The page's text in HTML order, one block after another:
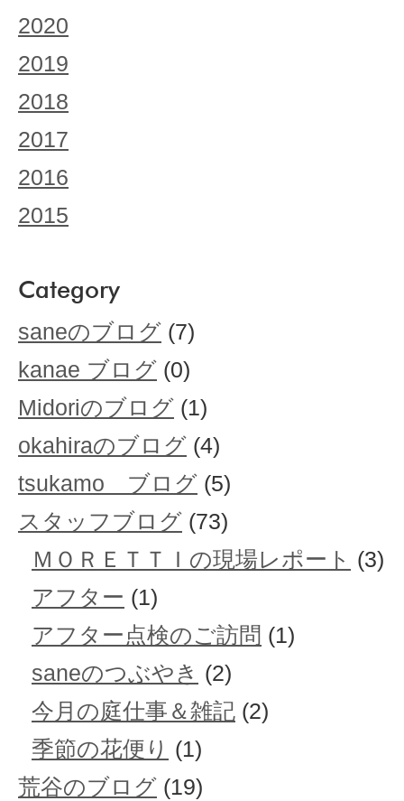
2020
2019
2018
2017
2016
2015
Category
saneのブログ (7)
kanae ブログ (0)
Midoriのブログ (1)
okahiraのブログ (4)
tsukamo ブログ (5)
スタッフブログ (73)
ＭＯＲＥＴＴＩの現場レポート (3)
アフター (1)
アフター点検のご訪問 (1)
saneのつぶやき (2)
今月の庭仕事＆雑記 (2)
季節の花便り (1)
荒谷のブログ (19)